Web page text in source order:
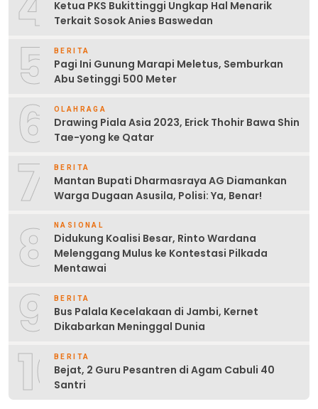
Ketua PKS Bukittinggi Ungkap Hal Menarik
Terkait Sosok Anies Baswedan
5 BERITA
Pagi Ini Gunung Marapi Meletus, Semburkan
Abu Setinggi 500 Meter
6 OLAHRAGA
Drawing Piala Asia 2023, Erick Thohir Bawa Shin
Tae-yong ke Qatar
7 BERITA
Mantan Bupati Dharmasraya AG Diamankan
Warga Dugaan Asusila, Polisi: Ya, Benar!
8 NASIONAL
Didukung Koalisi Besar, Rinto Wardana
Melenggang Mulus ke Kontestasi Pilkada
Mentawai
9 BERITA
Bus Palala Kecelakaan di Jambi, Kernet
Dikabarkan Meninggal Dunia
10BERITA
Bejat, 2 Guru Pesantren di Agam Cabuli 40
Santri